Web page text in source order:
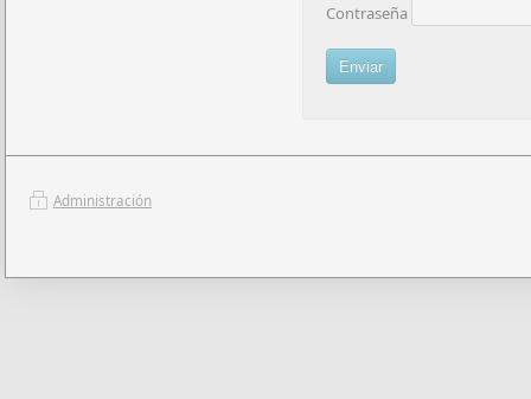
Contraseña
Administración